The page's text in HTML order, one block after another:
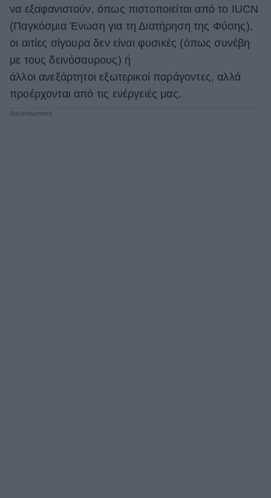
ΒΟΞ
Χωρίς Ταμπέλες
Women's Forum
να εξαφανιστούν, όπως πιστοποιείται από το IUCN
(Παγκόσμια Ένωση για τη Διατήρηση της Φύσης),
οι αιτίες σίγουρα δεν είναι φυσικές (όπως συνέβη
με τους δεινόσαυρους) ή
άλλοι ανεξάρτητοι εξωτερικοί παράγοντες, αλλά
προέρχονται από τις ενέργειές μας.